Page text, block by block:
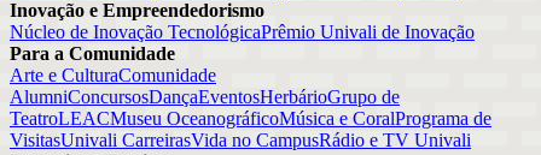
Inovação e Empreendedorismo
Núcleo de Inovação TecnológicaPrêmio Univali de Inovação
Para a Comunidade
Arte e CulturaComunidade
AlumniConcursosDançaEventosHerbárioGrupo de
TeatroLEACMuseu OceanográficoMúsica e CoralPrograma de
VisitasUnivali CarreirasVida no CampusRádio e TV Univali